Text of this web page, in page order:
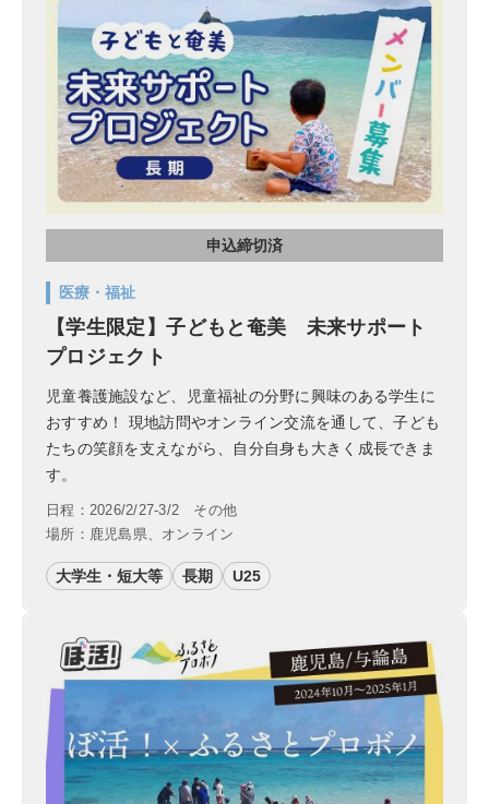
申込締切済
医療・福祉
【学生限定】子どもと奄美 未来サポート
プロジェクト
児童養護施設など、児童福祉の分野に興味のある学生に
おすすめ！ 現地訪問やオンライン交流を通して、子ども
たちの笑顔を支えながら、自分自身も大きく成長できま
す。
日程：2026/2/27-3/2 その他
場所：鹿児島県、オンライン
大学生・短大等 長期 U25